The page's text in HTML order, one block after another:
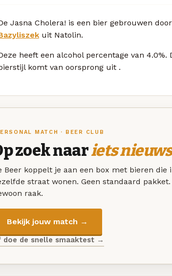
Jasna Cholera! is een bier gebrouwen door
uit Natolin.
heeft een alcohol percentage van 4.0%.
komt van oorsprong uit .
MATCH · BEER CLUB
zoek naariets nieuws
Beer koppelt je aan een box met bieren die
straat wonen. Geen standaard pakket.
raak.
Bekijk jouw match →
doe de snelle smaaktest →